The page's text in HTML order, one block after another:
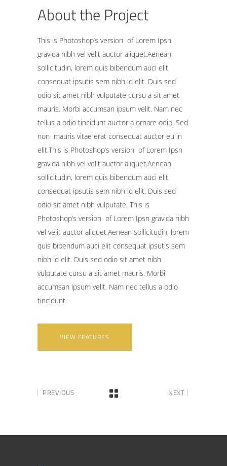
About the Project
This is Photoshop’s version of Lorem Ipsn
gravida nibh vel velit auctor aliquet.Aenean
sollicitudin, lorem quis bibendum auci elit
consequat ipsutis sem nibh id elit. Duis sed
odio sit amet nibh vulputate cursu a sit amet
mauris. Morbi accumsan ipsum velit. Nam nec
tellus a odio tincidunt auctor a ornare odio. Sed
non mauris vitae erat consequat auctor eu in
elit.This is Photoshop’s version of Lorem Ipsn
gravida nibh vel velit auctor aliquet.Aenean
sollicitudin, lorem quis bibendum auci elit
consequat ipsutis sem nibh id elit. Duis sed
odio sit amet nibh vulputate. This is
Photoshop’s version of Lorem Ipsn gravida nibh
vel velit auctor aliquet.Aenean sollicitudin, lorem
quis bibendum auci elit consequat ipsutis sem
nibh id elit. Duis sed odio sit amet nibh
vulputate cursu a sit amet mauris. Morbi
accumsan ipsum velit. Nam nec tellus a odio
tincidunt
VIEW FEATURES
PREVIOUS NEXT